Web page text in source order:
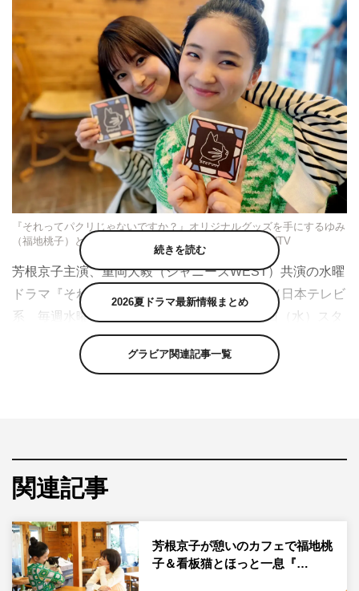
『それってパクリじゃないですか？』オリジナルグッズを手にするゆみ
（福地桃子）と亜季（芳根京子）©奥乃桜子／集英社・NTV
芳根京子主演、重岡大毅（ジャニーズWEST）共演の水曜
ドラマ『それってパクリじゃないですか？』（日本テレビ
系 毎週水曜 午後10時～）が、本日4月12日（水）スタ
ート。放送に先駆け、番組オリジナルグッズが東京・汐留
の日テレ屋などで発売開始した。
守るために奮闘する、笑って胸が熱くなる“知的財産エン
タメドラマ”。
『半沢直樹』『ノーサイド・ゲーム』の丑尾健太郎が脚
本、『きょうは会社休みます』『これは経費で落ちませ
ん！』の中島悟らが演出を手掛ける。
続きを読む
2026夏ドラマ最新情報まとめ
グラビア関連記事一覧
関連記事
芳根京子が憩いのカフェで福地桃
子＆看板猫とほっと一息『…